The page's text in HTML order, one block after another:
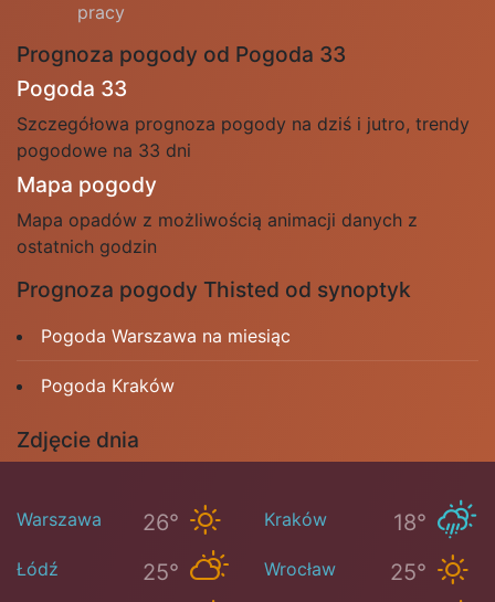
pracy
Prognoza pogody od Pogoda 33
Pogoda 33
Szczegółowa prognoza pogody na dziś i jutro, trendy
pogodowe na 33 dni
Mapa pogody
Mapa opadów z możliwością animacji danych z
ostatnich godzin
Prognoza pogody Thisted od synoptyk
Pogoda Warszawa na miesiąc
Pogoda Kraków
Zdjęcie dnia
Warszawa 26° Kraków 18°
Łódź 25° Wrocław 25°